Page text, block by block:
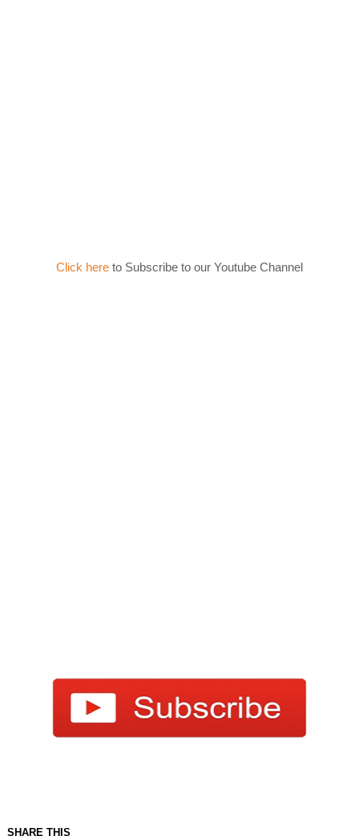
Click here to Subscribe to our Youtube Channel
SHARE THIS